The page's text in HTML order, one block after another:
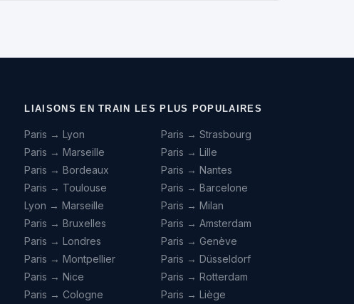
LIAISONS EN TRAIN LES PLUS POPULAIRES
Paris → Lyon
Paris → Marseille
Paris → Bordeaux
Paris → Toulouse
Lyon → Marseille
Paris → Bruxelles
Paris → Londres
Paris → Montpellier
Paris → Nice
Paris → Cologne
Paris → Strasbourg
Paris → Lille
Paris → Nantes
Paris → Barcelone
Paris → Milan
Paris → Amsterdam
Paris → Genève
Paris → Düsseldorf
Paris → Rotterdam
Paris → Liège